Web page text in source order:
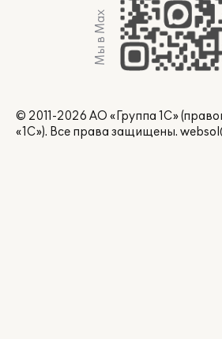
Мы в Max
© 2011-2026 АО «Группа 1С»
«1С»). Все права защищены.